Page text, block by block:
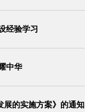
经验学习
中华
展的实施方案》的通知